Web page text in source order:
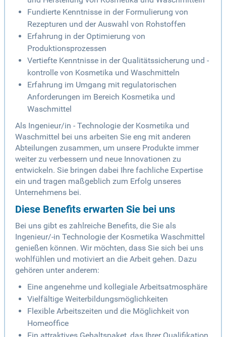
Fundierte Kenntnisse in der Formulierung von
Rezepturen und der Auswahl von Rohstoffen
Erfahrung in der Optimierung von
Produktionsprozessen
Vertiefte Kenntnisse in der Qualitätssicherung und -
kontrolle von Kosmetika und Waschmitteln
Erfahrung im Umgang mit regulatorischen
Anforderungen im Bereich Kosmetika und
Waschmittel
Als Ingenieur/in - Technologie der Kosmetika und
Waschmittel bei uns arbeiten Sie eng mit anderen
Abteilungen zusammen, um unsere Produkte immer
weiter zu verbessern und neue Innovationen zu
entwickeln. Sie bringen dabei Ihre fachliche Expertise
ein und tragen maßgeblich zum Erfolg unseres
Unternehmens bei.
Diese Benefits erwarten Sie bei uns
Bei uns gibt es zahlreiche Benefits, die Sie als
Ingenieur/-in Technologie der Kosmetika Waschmittel
genießen können. Wir möchten, dass Sie sich bei uns
wohlfühlen und motiviert an die Arbeit gehen. Dazu
gehören unter anderem:
Eine angenehme und kollegiale Arbeitsatmosphäre
Vielfältige Weiterbildungsmöglichkeiten
Flexible Arbeitszeiten und die Möglichkeit von
Homeoffice